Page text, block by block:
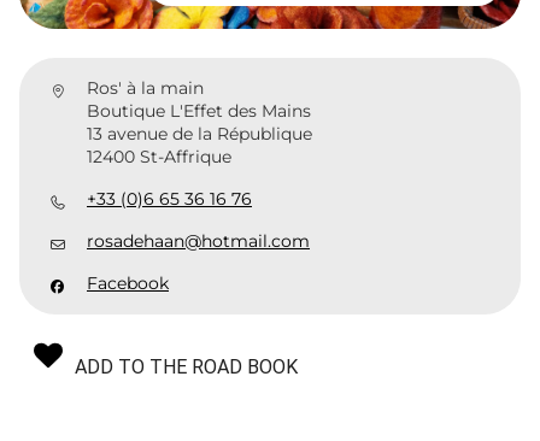
Ros' à la main
Boutique L'Effet des Mains
13 avenue de la République
12400 St-Affrique
+33 (0)6 65 36 16 76
rosadehaan@hotmail.com
Facebook
ADD TO THE ROAD BOOK